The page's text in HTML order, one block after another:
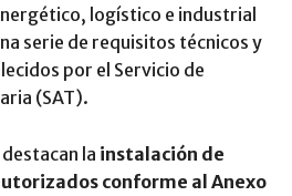
logístico e industrial
serie de requisitos técnicos y
por el Servicio de
(SAT).
la instalación de
conforme al Anexo